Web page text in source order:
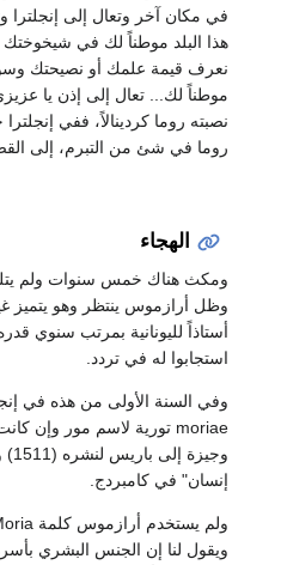
في مكان آخر وتعال إلى
هذا البلد موطناً لك في
نعرف قيمة علمك أو نصيحتك
موطناً لك... تعال إلى إذن يا
نصبته روما كردينالاً، ففي
روما في شئ من التبرم، إلى
الهجاء
ومكث هناك خمس سنوات ولم يتلق
وظل أرازموس ينتظر وهو يتميز
استجابوا له في تردد.
إنسان" في كامبردج.
ويقول لنا إن الجنس البشري